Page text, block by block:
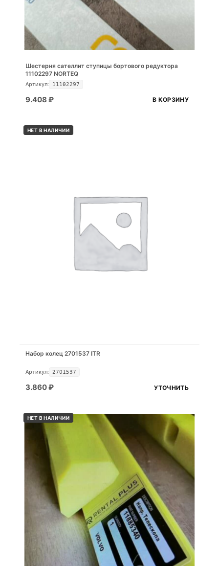
Шестерня сателлит ступицы бортового редуктора
11102297 NORTEQ
Артикул: 11102297
9.408 ₽ В КОРЗИНУ
НЕТ В НАЛИЧИИ
Набор колец 2701537 ITR
Артикул: 2701537
3.860₽ УТОЧНИТЬ
НЕТ В НАЛИЧИИ